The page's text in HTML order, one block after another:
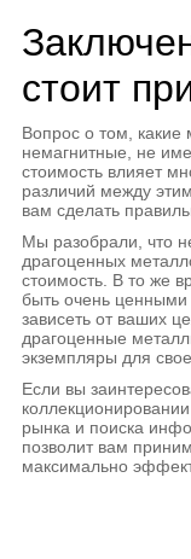
стоит
Вопрос о том,
немагнитные, не
стоимость влияет
различий между
вам сделать
Мы разобрали, что
драгоценных
стоимость. В то же
быть очень
зависеть от ваших
драгоценные
экземпляры для
Если вы
рынка и поиска
позволит вам
максимально